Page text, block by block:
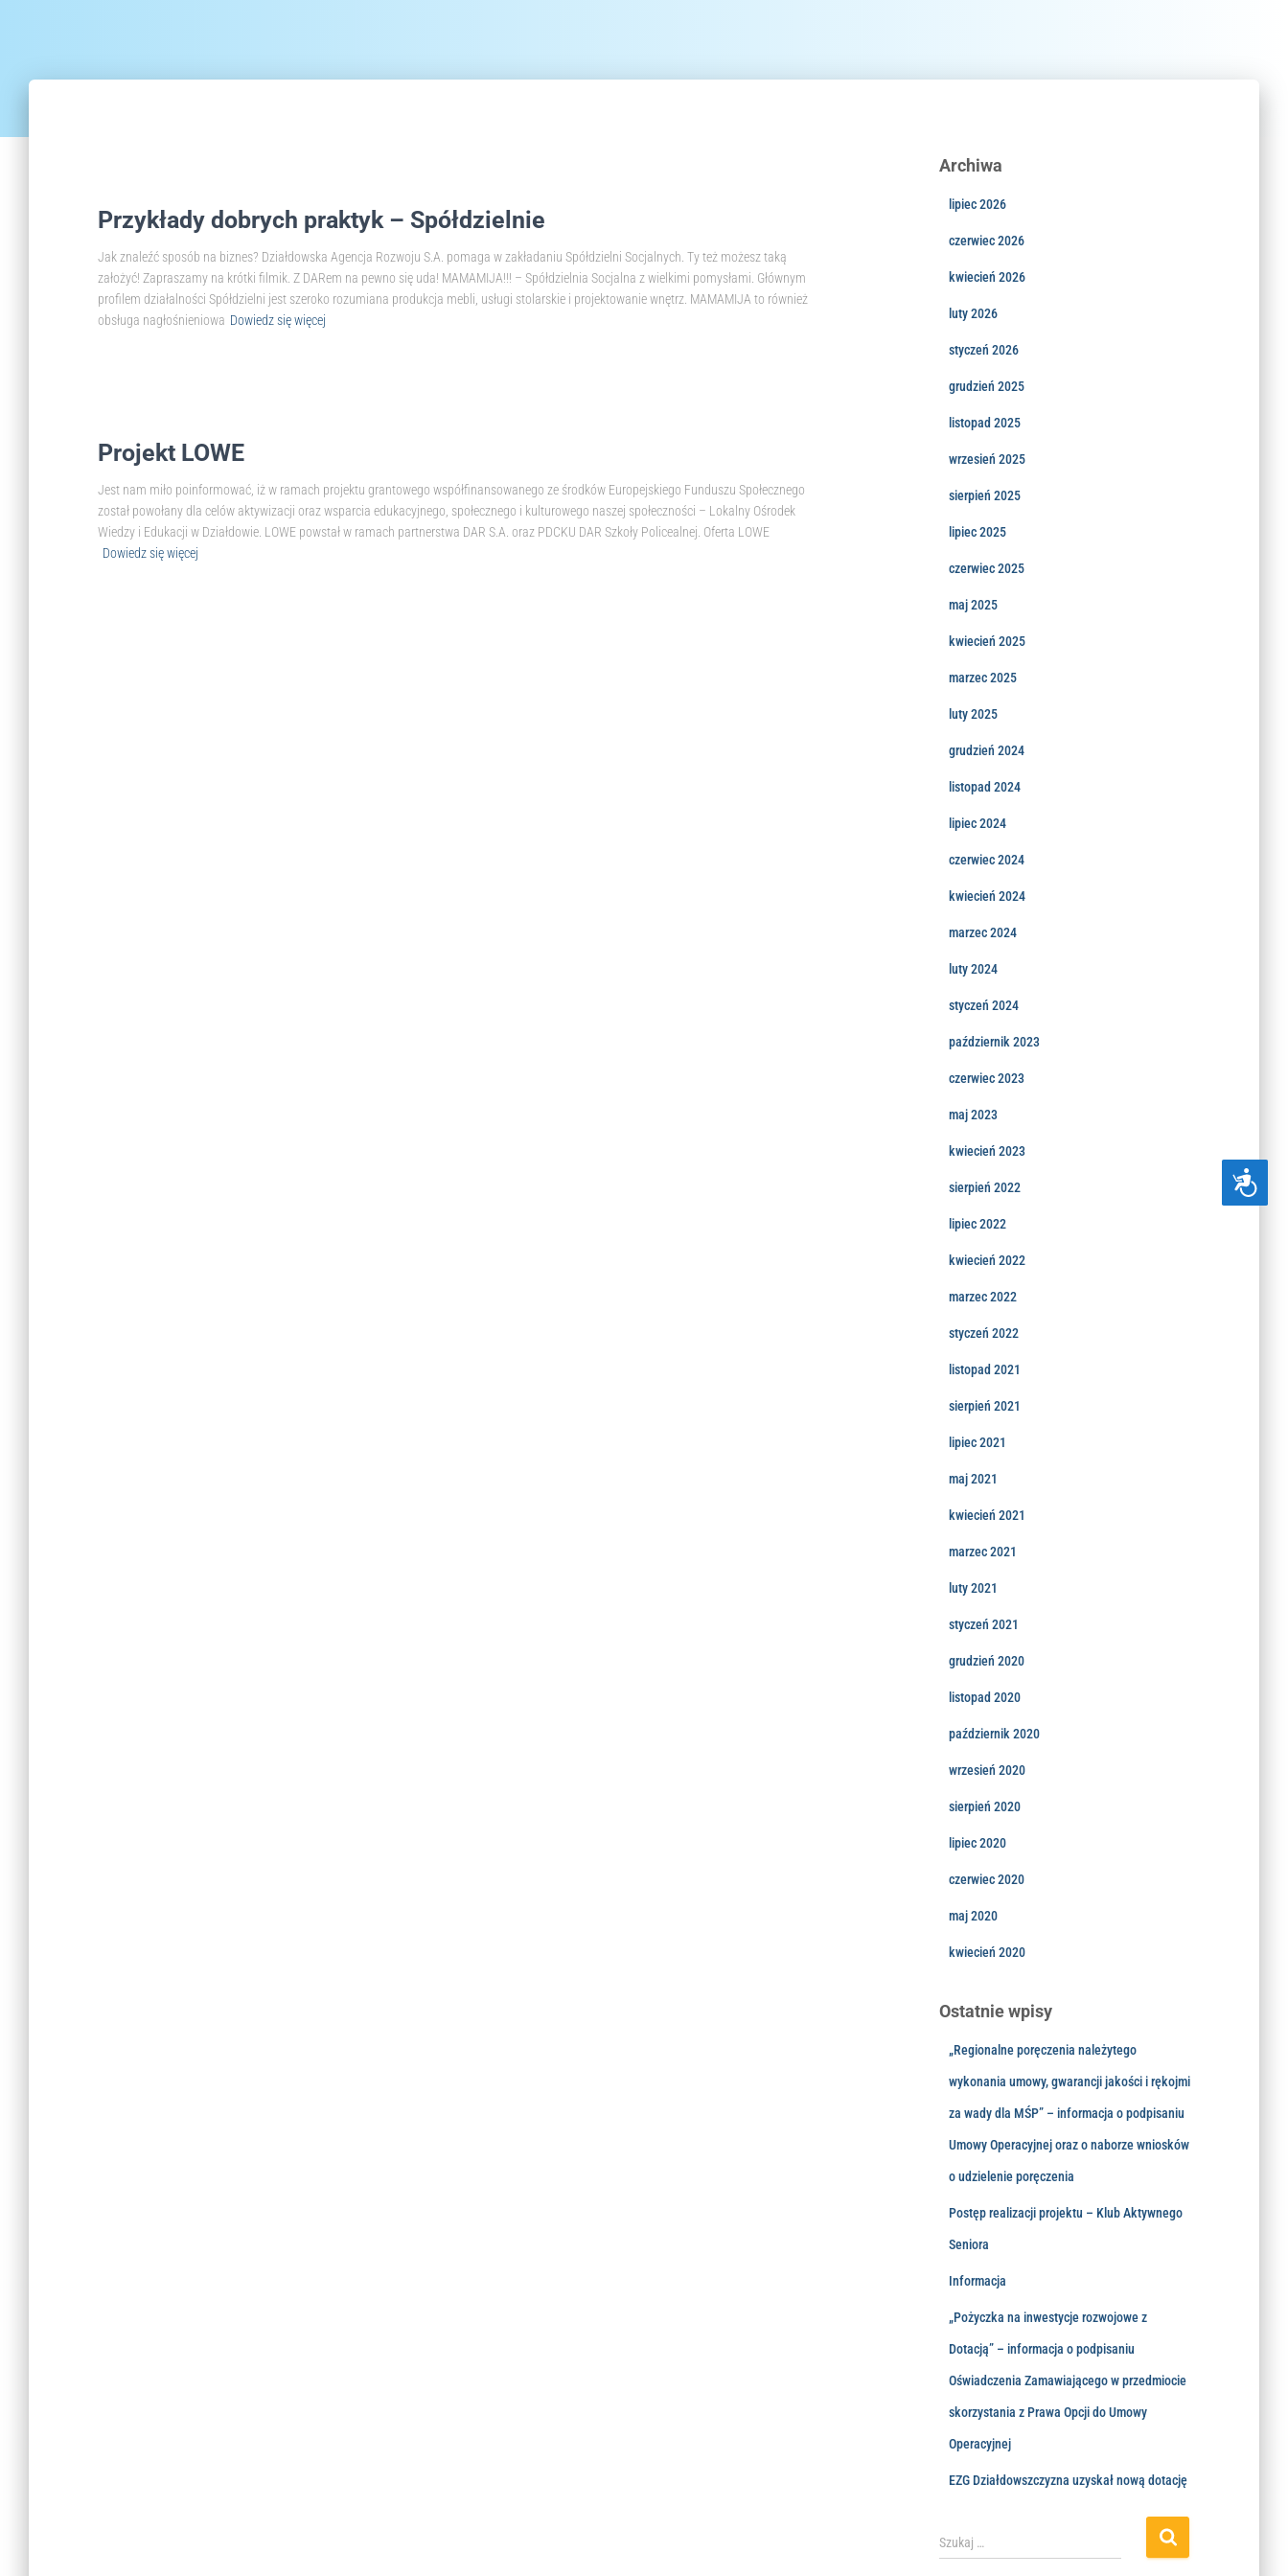
menu
DOSTĘPNOŚĆ
Przykłady dobrych praktyk – Spółdzielnie
Jak znaleźć sposób na biznes? Działdowska Agencja Rozwoju S.A. pomaga w zakładaniu Spółdzielni Socjalnych. Ty też możesz taką
założyć! Zapraszamy na krótki filmik. Z DARem na pewno się uda! MAMAMIJA!!! – Spółdzielnia Socjalna z wielkimi pomysłami. Głównym
profilem działalności Spółdzielni jest szeroko rozumiana produkcja mebli, usługi stolarskie i projektowanie wnętrz. MAMAMIJA to również
obsługa nagłośnieniowa Dowiedz się więcej
Projekt LOWE
Jest nam miło poinformować, iż w ramach projektu grantowego współfinansowanego ze środków Europejskiego Funduszu Społecznego
został powołany dla celów aktywizacji oraz wsparcia edukacyjnego, społecznego i kulturowego naszej społeczności – Lokalny Ośrodek
Wiedzy i Edukacji w Działdowie. LOWE powstał w ramach partnerstwa DAR S.A. oraz PDCKU DAR Szkoły Policealnej. Oferta LOWE
Dowiedz się więcej
Archiwa
lipiec 2026
czerwiec 2026
kwiecień 2026
luty 2026
styczeń 2026
grudzień 2025
listopad 2025
wrzesień 2025
sierpień 2025
lipiec 2025
czerwiec 2025
maj 2025
kwiecień 2025
marzec 2025
luty 2025
grudzień 2024
listopad 2024
lipiec 2024
czerwiec 2024
kwiecień 2024
marzec 2024
luty 2024
styczeń 2024
październik 2023
czerwiec 2023
maj 2023
kwiecień 2023
sierpień 2022
lipiec 2022
kwiecień 2022
marzec 2022
styczeń 2022
listopad 2021
sierpień 2021
lipiec 2021
maj 2021
kwiecień 2021
marzec 2021
luty 2021
styczeń 2021
grudzień 2020
listopad 2020
październik 2020
wrzesień 2020
sierpień 2020
lipiec 2020
czerwiec 2020
maj 2020
kwiecień 2020
Ostatnie wpisy
„Regionalne poręczenia należytego
wykonania umowy, gwarancji jakości i rękojmi
za wady dla MŚP” – informacja o podpisaniu
Umowy Operacyjnej oraz o naborze wniosków
o udzielenie poręczenia
Postęp realizacji projektu – Klub Aktywnego
Seniora
Informacja
„Pożyczka na inwestycje rozwojowe z
Dotacją” – informacja o podpisaniu
Oświadczenia Zamawiającego w przedmiocie
skorzystania z Prawa Opcji do Umowy
Operacyjnej
EZG Działdowszczyzna uzyskał nową dotację
Szukaj …